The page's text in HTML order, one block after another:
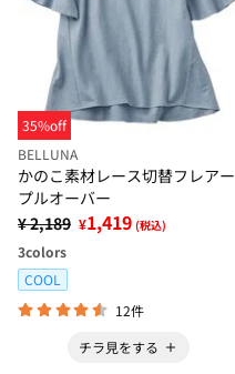
35%off
BELLUNA
かのこ素材レース切替フレアー
プルオーバー
¥ 2,189 ¥1,419 (税込)
3colors
COOL
12件
チラ見をする